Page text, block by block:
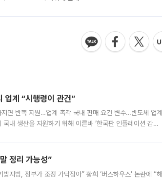
업계 “시행령이 관건”
면 반쪽 지원…업계 촉각 국내 판매 요건 변수…반도체 업계
내 생산을 지원하기 위해 이른바 ‘한국판 인플레이션 감축
정리 가능성”
지법, 정부가 조정 가닥잡아” 황희 ‘버스하우스’ 논란에 “해